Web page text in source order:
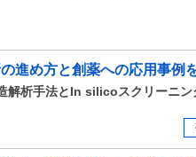
進め方と創薬への応用事例
解析手法とIn silicoスクリーニン